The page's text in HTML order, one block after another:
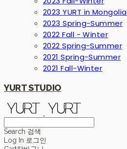
2023 YURT in Mongolia
2023 Spring-Summer
2022 Fall - Winter
2022 Spring-Summer
2021 Spring-Summer
2021 Fall-Winter
YURT STUDIO
Search 검색
Log In 로그인